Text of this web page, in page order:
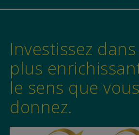
Investissez
plus
le sens que
donnez.